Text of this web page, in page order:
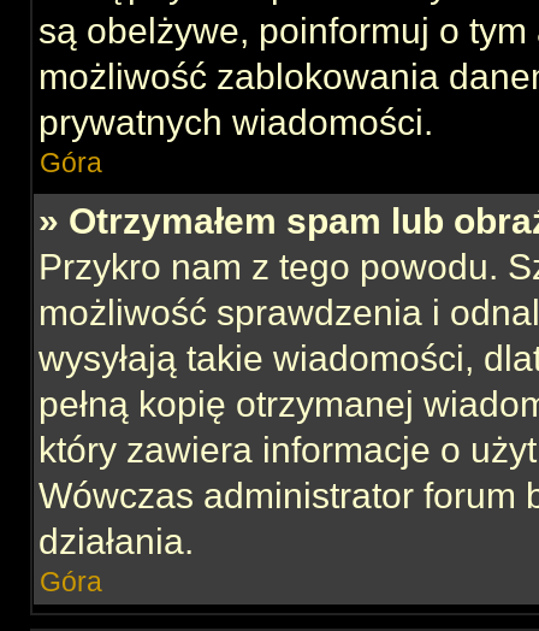
są obelżywe, poinformuj o
możliwość zablokowania
prywatnych wiadomości.
Góra
» Otrzymałem spam lub
Przykro nam z tego powodu.
możliwość sprawdzenia i
wysyłają takie wiadomości,
pełną kopię otrzymanej
który zawiera informacje o
Wówczas administrator forum
działania.
Góra